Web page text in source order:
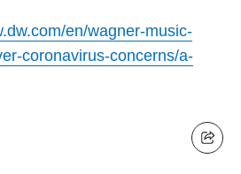
en/wagner-music-
coronavirus-concerns/a-